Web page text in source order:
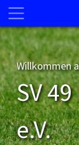
Willkommen
SV
e.V.